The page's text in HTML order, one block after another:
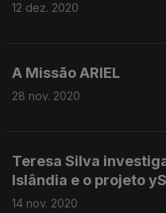
12 dez. 2020
A Missão ARIEL
28 nov. 2020
Teresa Silva
Islândia e o projeto
14 nov. 2020